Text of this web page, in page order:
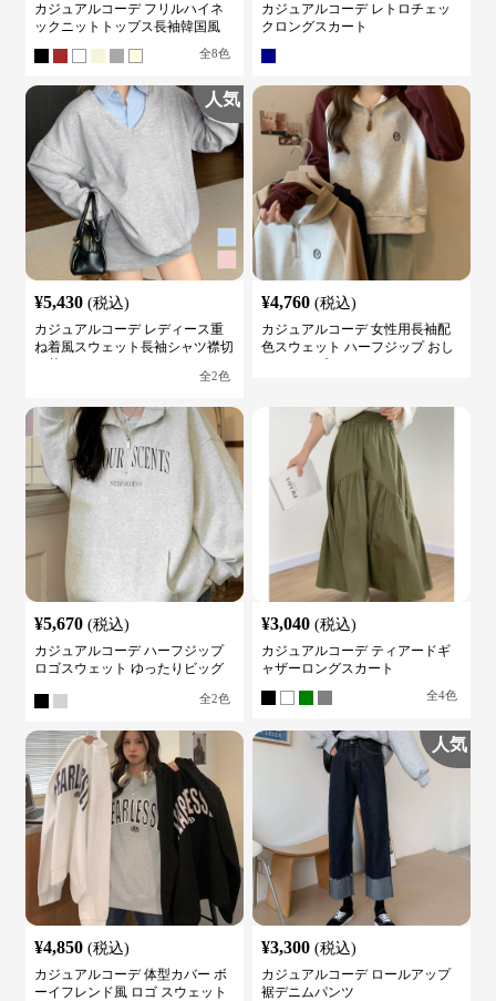
カジュアルコーデ フリルハイネ
ックニットトップス長袖韓国風
全8色
カジュアルコーデ レトロチェッ
クロングスカート
人気
¥5,430 (税込)
カジュアルコーデ レディース重
ね着風スウェット長袖シャツ襟切
全2色
¥4,760 (税込)
カジュアルコーデ 女性用長袖配
色スウェット ハーフジップ おし
¥5,670 (税込)
カジュアルコーデ ハーフジップ
ロゴスウェット ゆったりビッグ
全2色
¥3,040 (税込)
カジュアルコーデ ティアードギ
ャザーロングスカート
全4色
¥4,850 (税込)
カジュアルコーデ 体型カバー ボ
ーイフレンド風 ロゴ スウェット
人気
¥3,300 (税込)
カジュアルコーデ ロールアップ
裾デニムパンツ